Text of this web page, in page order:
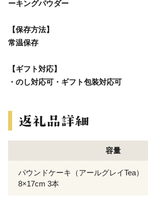
ーキングパウダー
【保存方法】
常温保存
【ギフト対応】
・のし対応可・ギフト包装対応可
容量
パウンドケーキ（アールグレイTea）
8×17cm 3本